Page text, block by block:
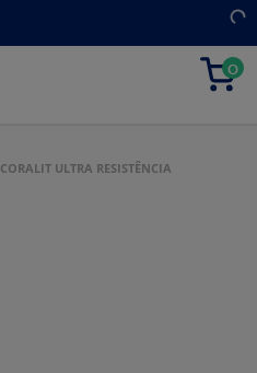
0
0
CORALIT ULTRA RESISTÊNCIA